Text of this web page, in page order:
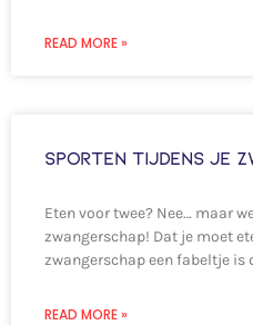
READ MORE »
Sporten tijdens je
Eten voor twee? Nee… maar
zwangerschap! Dat je moet
zwangerschap een fabeltje is
READ MORE »